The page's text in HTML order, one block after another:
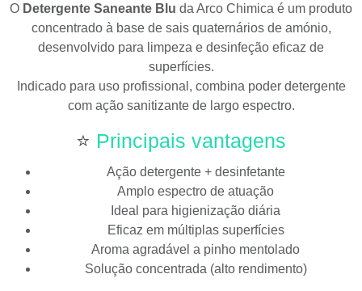
O Detergente Saneante Blu da Arco Chimica é um produto
concentrado à base de sais quaternários de amónio,
desenvolvido para limpeza e desinfeção eficaz de
superfícies.
Indicado para uso profissional, combina poder detergente
com ação sanitizante de largo espectro.
⭐ Principais vantagens
Ação detergente + desinfetante
Amplo espectro de atuação
Ideal para higienização diária
Eficaz em múltiplas superfícies
Aroma agradável a pinho mentolado
Solução concentrada (alto rendimento)